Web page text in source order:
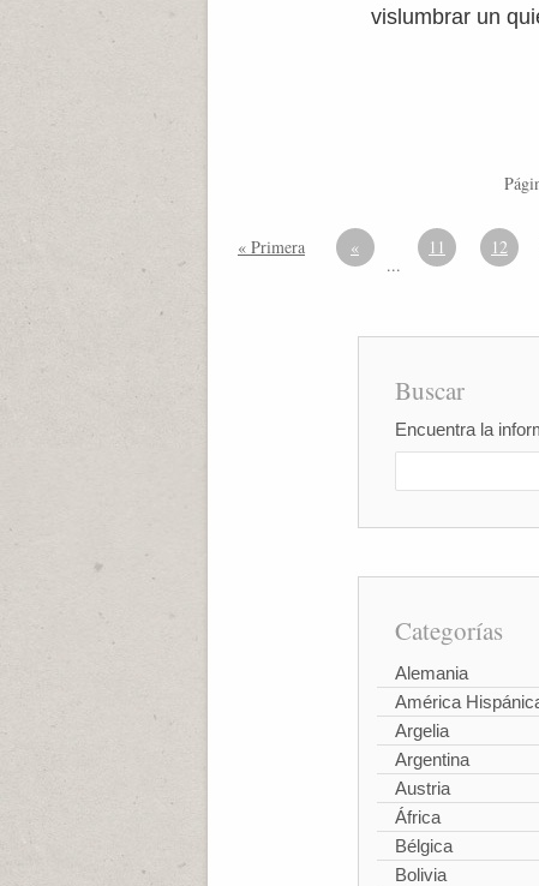
vislumbrar un
« Primera «
...
11 12
Buscar
Encuentra la
Categorías
Alemania
América
Argelia
Argentina
Austria
África
Bélgica
Bolivia